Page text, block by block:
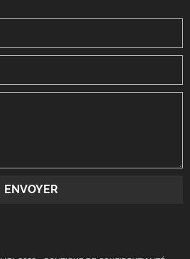
ENVOYER